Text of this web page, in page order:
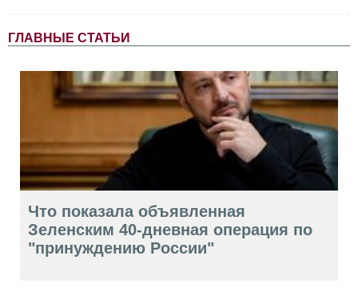
ГЛАВНЫЕ СТАТЬИ
Что показала объявленная
Зеленским 40-дневная операция по
"принуждению России"